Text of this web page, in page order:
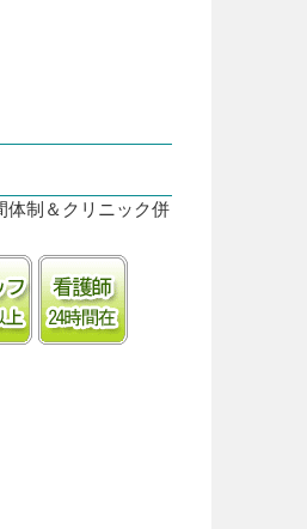
体制＆クリニック併
ク併(隣)接
1.5:1以上の手厚いスタッフ体制